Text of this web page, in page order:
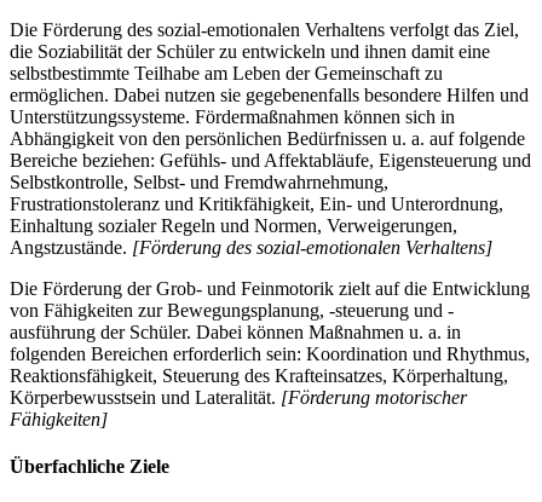
Die Förderung des sozial-emotionalen Verhaltens verfolgt das Ziel,
die Soziabilität der Schüler zu entwickeln und ihnen damit eine
selbstbestimmte Teilhabe am Leben der Gemeinschaft zu
ermöglichen. Dabei nutzen sie gegebenenfalls besondere Hilfen und
Unterstützungssysteme. Fördermaßnahmen können sich in
Abhängigkeit von den persönlichen Bedürfnissen u. a. auf folgende
Bereiche beziehen: Gefühls- und Affektabläufe, Eigensteuerung und
Selbstkontrolle, Selbst- und Fremdwahrnehmung,
Frustrationstoleranz und Kritikfähigkeit, Ein- und Unterordnung,
Einhaltung sozialer Regeln und Normen, Verweigerungen,
Angstzustände. [Förderung des sozial-emotionalen Verhaltens]
Die Förderung der Grob- und Feinmotorik zielt auf die Entwicklung
von Fähigkeiten zur Bewegungsplanung, -steuerung und -
ausführung der Schüler. Dabei können Maßnahmen u. a. in
folgenden Bereichen erforderlich sein: Koordination und Rhythmus,
Reaktionsfähigkeit, Steuerung des Krafteinsatzes, Körperhaltung,
Körperbewusstsein und Lateralität. [Förderung motorischer
Fähigkeiten]
Überfachliche Ziele